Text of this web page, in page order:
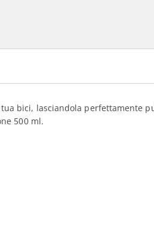
bici, lasciandola perfettamente
500 ml.